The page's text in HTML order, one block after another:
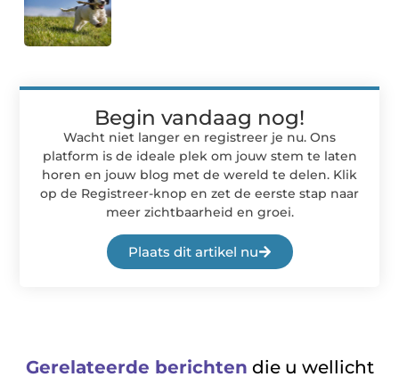
Begin vandaag nog!
Wacht niet langer en registreer je nu. Ons
platform is de ideale plek om jouw stem te laten
horen en jouw blog met de wereld te delen. Klik
op de Registreer-knop en zet de eerste stap naar
meer zichtbaarheid en groei.
Plaats dit artikel nu
Gerelateerde berichten die u wellicht